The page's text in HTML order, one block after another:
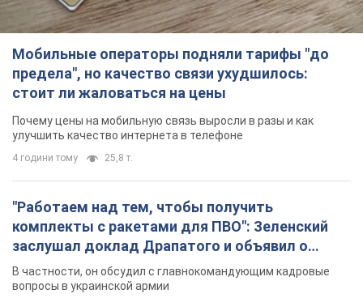
Мобильные операторы подняли тарифы "до
предела", но качество связи ухудшилось:
стоит ли жаловаться на цены
Почему цены на мобильную связь выросли в разы и как
улучшить качество интернета в телефоне
4 години тому 25,8 т.
"Работаем над тем, чтобы получить
комплекты с ракетами для ПВО": Зеленский
заслушал доклад Драпатого и объявил о
новых мерах
В частности, он обсудил с главнокомандующим кадровые
вопросы в украинской армии